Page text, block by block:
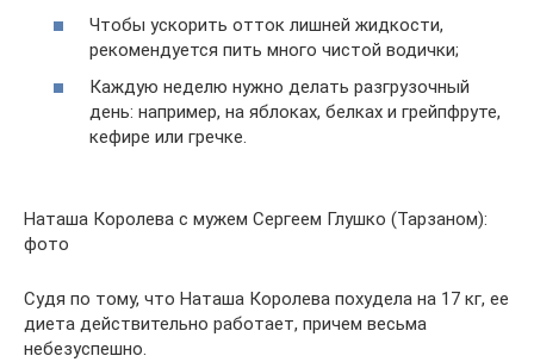
Чтобы ускорить отток лишней жидкости,
рекомендуется пить много чистой водички;
Каждую неделю нужно делать разгрузочный
день: например, на яблоках, белках и грейпфруте,
кефире или гречке.
Наташа Королева с мужем Сергеем Глушко (Тарзаном):
фото
Судя по тому, что Наташа Королева похудела на 17 кг, ее
диета действительно работает, причем весьма
небезуспешно.